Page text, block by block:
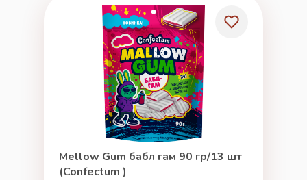
Mellow Gum бабл гам 90 гр/13 шт
(Confectum )